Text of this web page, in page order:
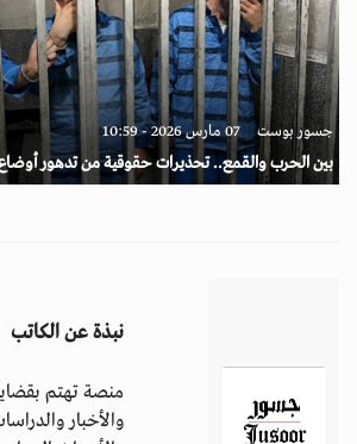
جسور بوست 07 مارس 2026 - 10:59
بين الحرب والقمع.. تحذيرات حقوقية من تدهور أوضاع
نبذة عن الكاتب
منصة تهتم
والأخبار